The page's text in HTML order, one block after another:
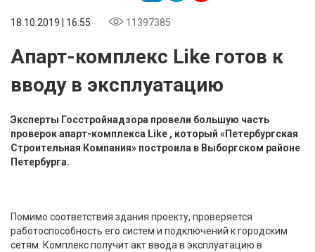
18.10.2019 | 16:55 11397385
Апарт-комплекс Like готов к
вводу в эксплуатацию
Эксперты Госстройнадзора провели большую часть
проверок апарт-комплекса Like , который «Петербургская
Строительная Компания» построила в Выборгском районе
Петербурга.
Помимо соответствия здания проекту, проверяется
работоспособность его систем и подключений к городским
сетям. Комплекс получит акт ввода в эксплуатацию в